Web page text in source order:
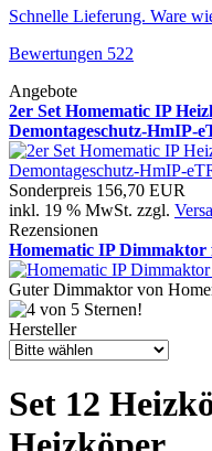
Schnelle Lieferung. Ware
Bewertungen 522
Angebote
2er Set Homematic IP
Demontageschutz-HmIP-
Sonderpreis 156,70 EUR
inkl. 19 % MwSt. zzgl.
Rezensionen
Homematic IP
Guter Dimmaktor von
Hersteller
Set 12